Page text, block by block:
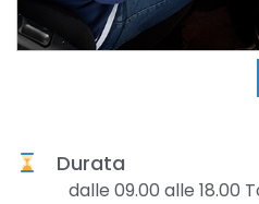
Durata
dalle 09.00 alle 18.00